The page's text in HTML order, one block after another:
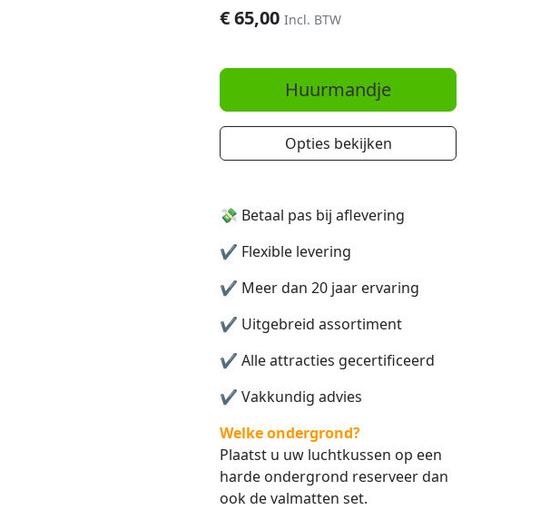
€65,00 Incl. BTW
Huurmandje
Opties bekijken
💸 Betaal pas bij aflevering
✔️ Flexible levering
✔️ Meer dan 20 jaar ervaring
✔️ Uitgebreid assortiment
✔️ Alle attracties gecertificeerd
✔️ Vakkundig advies
Welke ondergrond?
Plaatst u uw luchtkussen op een
harde ondergrond reserveer dan
ook de valmatten set.